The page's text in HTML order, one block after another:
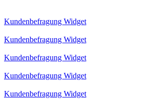
Kundenbefragung Widget
Kundenbefragung Widget
Kundenbefragung Widget
Kundenbefragung Widget
Kundenbefragung Widget